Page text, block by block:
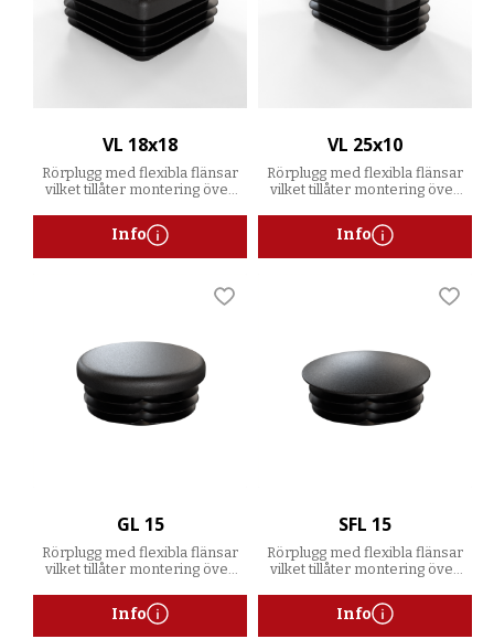
VL 18x18
Rörplugg med flexibla flänsar
vilket tillåter montering över
Info
VL 25x10
Rörplugg med flexibla flänsar
vilket tillåter montering över
Info
GL 15
Rörplugg med flexibla flänsar
vilket tillåter montering över
Lägg till i favoriter
Info
SFL 15
Rörplugg med flexibla flänsar
vilket tillåter montering över
Info